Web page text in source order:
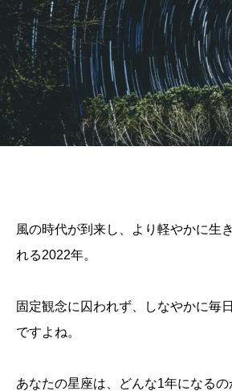
風の時代が到来し、より軽やかに生
れる2022年。
固定観念に囚われず、しなやかに毎
ですよね。
あなたの星座は、どんな1年になるの